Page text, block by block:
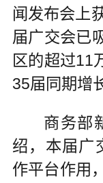
闻发布会上
届广交会已
区的超过11
35届同期增
商务部
绍，本届广
作平台作用